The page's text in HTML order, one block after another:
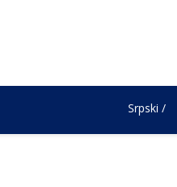
Srpski /